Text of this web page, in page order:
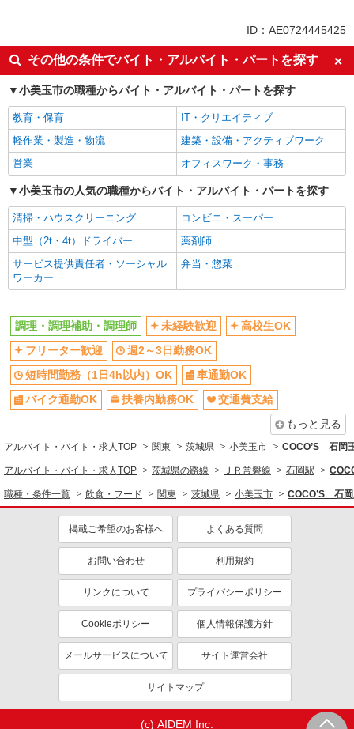
未経験歓迎
高校生OK
フリーター歓迎
週2～3日勤務OK
短時間勤務（1日4h以内）OK
車通勤OK
バイク通勤OK
扶養内勤務OK
交通費支給
社会保険あり
まかない・食事補助
社員登用あり
同じ職種から求人を探す
飲食・フード
調理・調理補助・調理師
同じ特徴から求人を探す
週2～3日勤務OK
短時間勤務（1日4h以内）OK
車通勤OK
扶養内勤務OK
交通費支給
社会保険あり
まかない・食事補助
社員登用あり
ID：AE0724445425
その他の条件でバイト・アルバイト・パートを探す
小美玉市の職種からバイト・アルバイト・パートを探す
教育・保育
IT・クリエイティブ
軽作業・製造・物流
建築・設備・アクティブワーク
営業
オフィスワーク・事務
小美玉市の人気の職種からバイト・アルバイト・パートを探す
清掃・ハウスクリーニング
コンビニ・スーパー
中型（2t・4t）ドライバー
薬剤師
サービス提供責任者・ソーシャル
ワーカー
弁当・惣菜
調理・調理補助・調理師 未経験歓迎
高校生OK
フリーター歓迎
週2～3日勤務OK
短時間勤務（1日4h以内）OK
車通勤OK
バイク通勤OK
扶養内勤務OK
交通費支給
もっと見る
アルバイト・バイト・求人TOP 関東 茨城県 小美玉市 COCO’S 石岡
アルバイト・バイト・求人TOP 茨城県の路線 ＪＲ常磐線 石岡駅
職種・条件一覧 飲食・フード 関東 茨城県 小美玉市 COCO’S 石岡
掲載ご希望のお客様へ よくある質問
お問い合わせ 利用規約
リンクについて プライバシーポリシー
Cookieポリシー 個人情報保護方針
メールサービスについて サイト運営会社
サイトマップ
(c) AIDEM Inc.